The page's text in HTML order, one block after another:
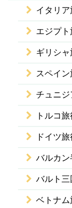
イタリ
エジプ
ギリシ
スペイ
チュニ
トルコ
ドイツ
バルカ
バルト
ベトナ